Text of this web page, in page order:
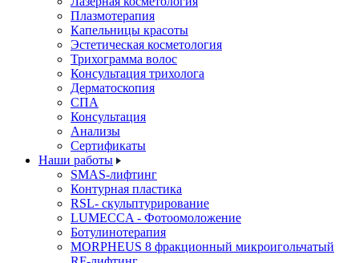
Плазмотерапия
Капельницы красоты
Эстетическая косметология
Трихограмма волос
Консультация трихолога
Дерматоскопия
СПА
Консультация
Анализы
Cертификаты
Наши работы
SMAS-лифтинг
Контурная пластика
RSL- скульптурирование
LUMECCA - Фотоомоложение
Ботулинотерапия
MORPHEUS 8 фракционный микроигольчатый